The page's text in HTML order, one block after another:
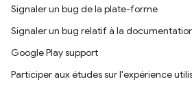
Signaler un bug de la plate-forme
Signaler un bug relatif à la
Google Play support
Participer aux études sur l'expérience